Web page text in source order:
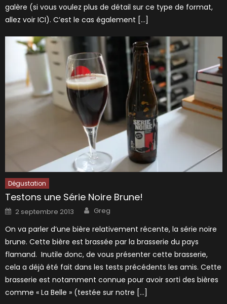
galère (si vous voulez plus de détail sur ce type de format,
allez voir ICI). C’est le cas également […]
Dégustation
Testons une Série Noire Brune!
Posted
on
2 septembre 2013 Author
Greg
On va parler d’une bière relativement récente, la série noire
brune. Cette bière est brassée par la brasserie du pays
flamand. Inutile donc, de vous présenter cette brasserie,
cela a déjà été fait dans les tests précédents les amis. Cette
brasserie est notamment connue pour avoir sorti des bières
comme « La Belle » (testée sur notre […]